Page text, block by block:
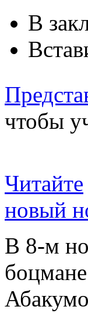
В
чтобы
Читайте
новый
В 8-м